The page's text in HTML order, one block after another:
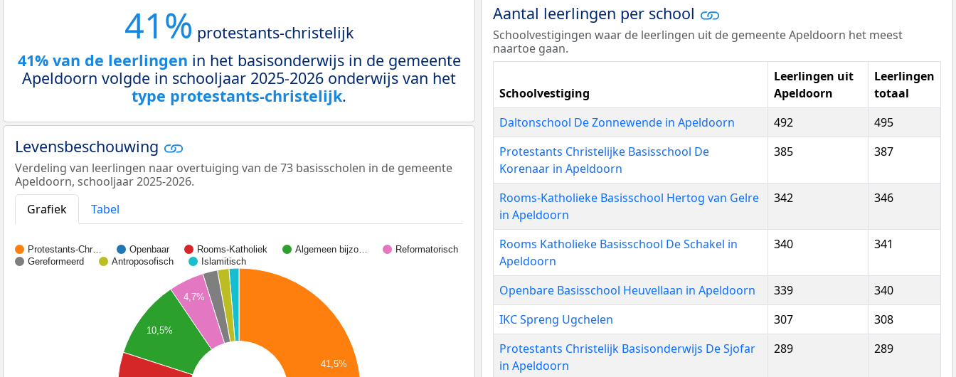
41% protestants-christelijk
41% van de leerlingen in het basisonderwijs in de gemeente
Apeldoorn volgde in schooljaar 2025-2026 onderwijs van het
type protestants-christelijk.
Levensbeschouwing
Verdeling van leerlingen naar overtuiging van de 73 basisscholen in de gemeente
Apeldoorn, schooljaar 2025-2026.
Grafiek
Tabel
Protestants-Chr… Openbaar Rooms-Katholiek Algemeen bijzo…
Reformatorisch
Gereformeerd
Antroposofisch Islamitisch
41,5%
4,7%
10,5%
Aantal leerlingen per school
Schoolvestigingen waar de leerlingen uit de gemeente Apeldoorn het meest
naartoe gaan.
Schoolvestiging
Leerlingen uit
Apeldoorn
Leerlingen
totaal
Daltonschool De Zonnewende in Apeldoorn
492
495
Protestants Christelijke Basisschool De
Korenaar in Apeldoorn
385 387
Rooms-Katholieke Basisschool Hertog van Gelre
in Apeldoorn
342 346
Rooms Katholieke Basisschool De Schakel in
Apeldoorn
340 341
Openbare Basisschool Heuvellaan in Apeldoorn 339
340
IKC Spreng Ugchelen
307
308
Protestants Christelijk Basisonderwijs De Sjofar
in Apeldoorn
289 289